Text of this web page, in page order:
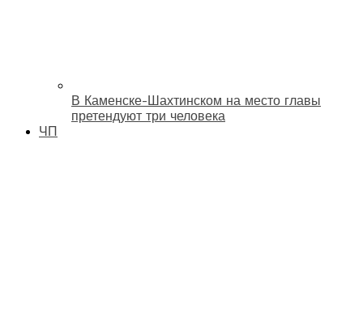
В Каменске-Шахтинском на место главы
претендуют три человека
ЧП